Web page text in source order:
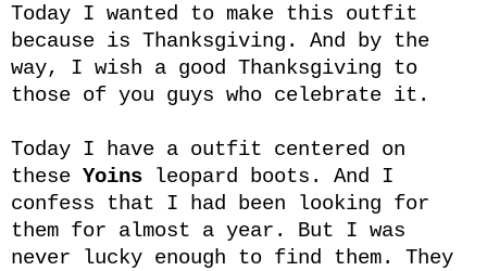
Today I wanted to make this outfit
because is Thanksgiving. And by the
way, I wish a good Thanksgiving to
those of you guys who celebrate it.
Today I have a outfit centered on
these Yoins leopard boots. And I
confess that I had been looking for
them for almost a year. But I was
never lucky enough to find them. They